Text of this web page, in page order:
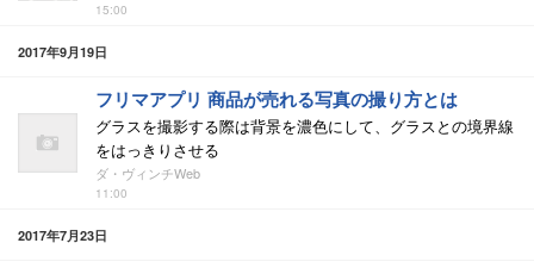
15:00
2017年9月19日
フリマアプリ 商品が売れる写真の撮り方とは
グラスを撮影する際は背景を濃色にして、グラスとの境界線
をはっきりさせる
ダ・ヴィンチWeb
11:00
2017年7月23日